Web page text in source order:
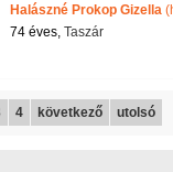
Halászné Prokop Gizella
74 éves, Taszár
4 következő utolsó